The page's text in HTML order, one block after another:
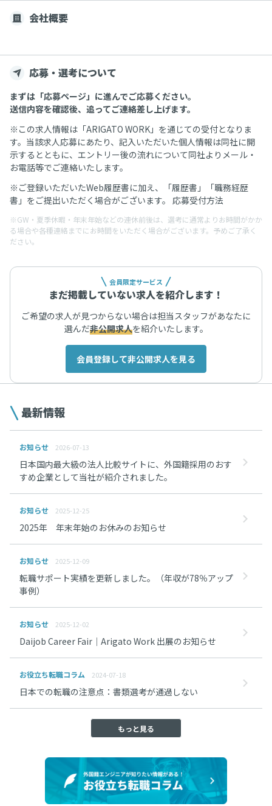
会社概要
応募・選考について
まずは「応募ページ」に進んでご応募ください。
送信内容を確認後、追ってご連絡差し上げます。
※この求人情報は「ARIGATO WORK」を通じての受付となりま
す。当該求人応募にあたり、記入いただいた個人情報は同社に開
示するとともに、エントリー後の流れについて同社よりメール・
お電話等でご連絡いたします。
※ご登録いただいたWeb履歴書に加え、「履歴書」「職務経歴
書」をご提出いただく場合がございます。 応募受付方法
※GW・夏季休暇・年末年始などの連休前後は、選考に通常よりお時間がかか
る場合や各種連絡までにお時間をいただく場合がございます。予めご了承く
ださい。
会員限定サービス
まだ掲載していない求人を紹介します！
ご希望の求人が見つからない場合は担当スタッフがあなたに
選んだ非公開求人を紹介いたします。
会員登録して非公開求人を見る
最新情報
お知らせ 2026-07-13
日本国内最大級の法人比較サイトに、外国籍採用のおす
すめ企業として当社が紹介されました。
お知らせ 2025-12-25
2025年 年末年始のお休みのお知らせ
お知らせ 2025-12-09
転職サポート実績を更新しました。（年収が78％アップ
事例）
お知らせ 2025-12-02
Daijob Career Fair｜Arigato Work 出展のお知らせ
お役立ち転職コラム 2024-07-18
日本での転職の注意点：書類選考が通過しない
もっと見る